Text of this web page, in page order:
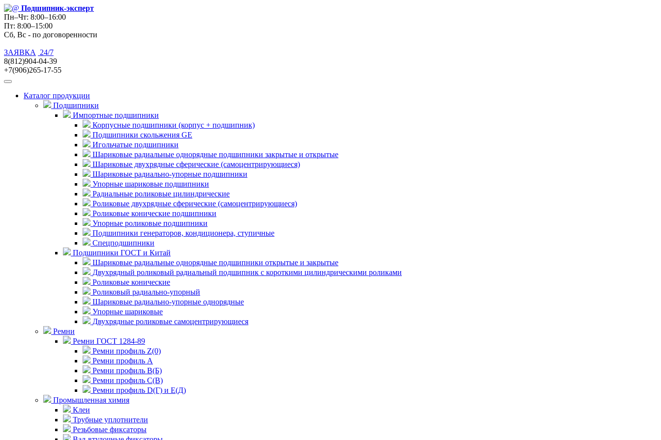
Подшипник-эксперт
Пн–Чт: 8:00–16:00
Пт: 8:00–15:00
Сб, Вс - по договоренности
ЗАЯВКА
24/7
8(812)904-04-39
+7(906)265-17-55
Каталог продукции
Подшипники
Импортные подшипники
Корпусные подшипники (корпус + подшипник)
Подшипники скольжения GE
Игольчатые подшипники
Шариковые радиальные однорядные подшипники закрытые и открытые
Шариковые двухрядные сферические (самоцентрирующиеся)
Шариковые радиально-упорные подшипники
Упорные шариковые подшипники
Радиальные роликовые цилиндрические
Роликовые двухрядные сферические (самоцентрирующиеся)
Роликовые конические подшипники
Упорные роликовые подшипники
Подшипники генераторов, кондиционера, ступичные
Спецподшипники
Подшипники ГОСТ и Китай
Шариковые радиальные однорядные подшипники открытые и закрытые
Двухрядный роликовый радиальный подшипник с короткими цилиндрическими роликами
Роликовые конические
Роликовый радиально-упорный
Шариковые радиально-упорные однорядные
Упорные шариковые
Двухрядные роликовые самоцентрирующиеся
Ремни
Ремни ГОСТ 1284-89
Ремни профиль Z(0)
Ремни профиль А
Ремни профиль В(Б)
Ремни профиль С(В)
Ремни профиль D(Г) и E(Д)
Промышленная химия
Клеи
Трубные уплотнители
Резьбовые фиксаторы